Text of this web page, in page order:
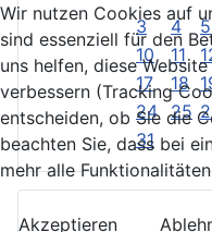
3
4 5
10
11
17
18
24 25
31
Wir nutzen Cookies auf
sind essenziell für den
uns helfen, diese
verbessern (Tracking
entscheiden, ob Sie die
beachten Sie, dass bei
mehr alle
Akzeptieren